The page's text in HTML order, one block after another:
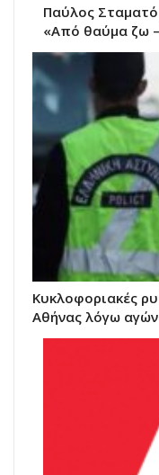
Παύλος
«Από θαύμα ζω
Κυκλοφοριακές
Αθήνας λόγω